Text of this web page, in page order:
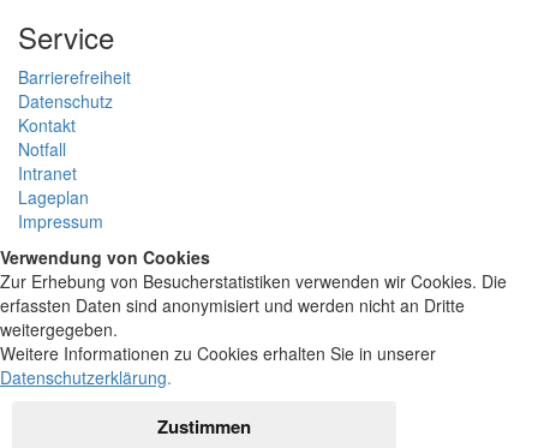
Service
Barrierefreiheit
Datenschutz
Kontakt
Notfall
Intranet
Lageplan
Impressum
Verwendung von Cookies
Zur Erhebung von Besucherstatistiken verwenden wir Cookies. Die
erfassten Daten sind anonymisiert und werden nicht an Dritte
weitergegeben.
Weitere Informationen zu Cookies erhalten Sie in unserer
Datenschutzerklärung.
Zustimmen